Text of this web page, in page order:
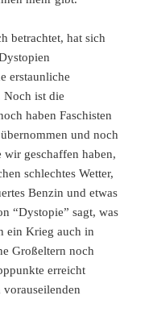
betrachtet, hat sich
erstaunliche
Noch ist die
haben Faschisten
und noch
geschaffen haben,
schlechtes Wetter,
Benzin und etwas
“Dystopie” sagt, was
ein Krieg auch in
Großeltern noch
erreicht